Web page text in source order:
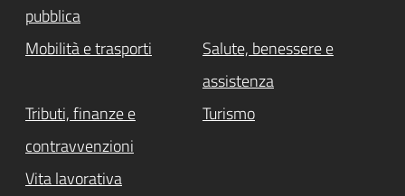
pubblica
Mobilità e trasporti
Salute, benessere e
assistenza
Tributi, finanze e
contravvenzioni
Turismo
Vita lavorativa